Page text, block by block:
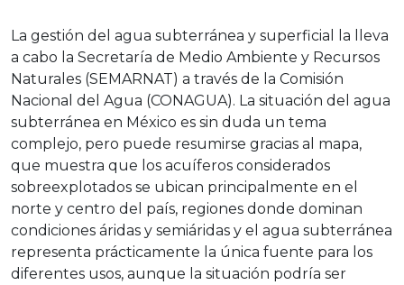
La gestión del agua subterránea y superficial la lleva
a cabo la Secretaría de Medio Ambiente y Recursos
Naturales (SEMARNAT) a través de la Comisión
Nacional del Agua (CONAGUA). La situación del agua
subterránea en México es sin duda un tema
complejo, pero puede resumirse gracias al mapa,
que muestra que los acuíferos considerados
sobreexplotados se ubican principalmente en el
norte y centro del país, regiones donde dominan
condiciones áridas y semiáridas y el agua subterránea
representa prácticamente la única fuente para los
diferentes usos, aunque la situación podría ser